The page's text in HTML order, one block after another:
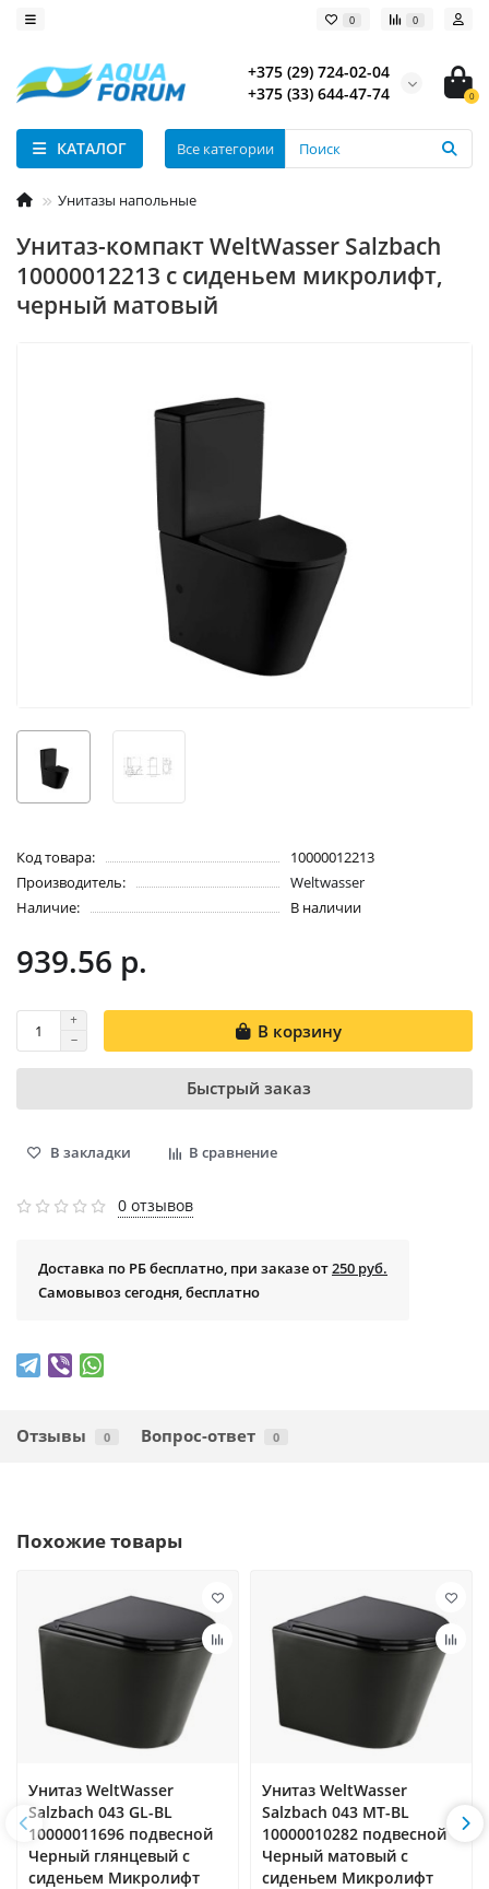
0 0
+375 (29) 724-02-04
+375 (33) 644-47-74
0
КАТАЛОГ Все категории
Унитазы напольные
Унитаз-компакт WeltWasser Salzbach
10000012213 с сиденьем микролифт,
черный матовый
Код товара:
10000012213
Производитель:
Weltwasser
Наличие:
В наличии
939.56 р.
В корзину
Быстрый заказ
В закладки В сравнение
0 отзывов
Доставка по РБ бесплатно, при заказе от250 руб.
Самовывоз сегодня, бесплатно
Отзывы 0 Вопрос-ответ 0
Похожие товары
Унитаз WeltWasser
Salzbach 043 GL-BL
10000011696 подвесной
Черный глянцевый с
сиденьем Микролифт
Унитаз WeltWasser
Salzbach 043 MT-BL
10000010282 подвесной
Черный матовый с
сиденьем Микролифт